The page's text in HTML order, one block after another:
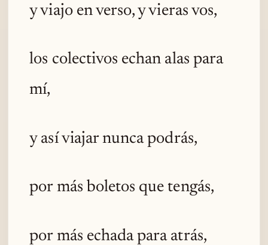
y viajo en verso, y vieras vos,
los colectivos echan alas para
mí,
y así viajar nunca podrás,
por más boletos que tengás,
por más echada para atrás,